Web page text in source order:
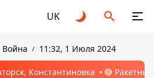
UK
Война 11:32, 1 Июля 2024
Константиновка 🔴